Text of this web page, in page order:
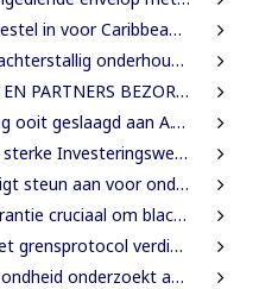
Premier League crickettoernooi
onderhoud gezamenlijk aan
AFKONDIGING 5-KILOMETER-STRAALWET
aan A.T. Calorschool
en onafhankelijke SITA
onderzoek naar cultureel erfgoed
om blacklisting te voorkomen.
verdient het debat
van onbewezen middelen tegen nierfalen